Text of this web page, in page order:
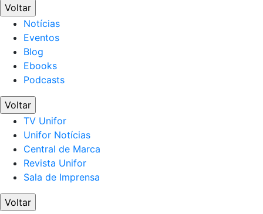
Voltar
Notícias
Eventos
Blog
Ebooks
Podcasts
Voltar
TV Unifor
Unifor Notícias
Central de Marca
Revista Unifor
Sala de Imprensa
Voltar